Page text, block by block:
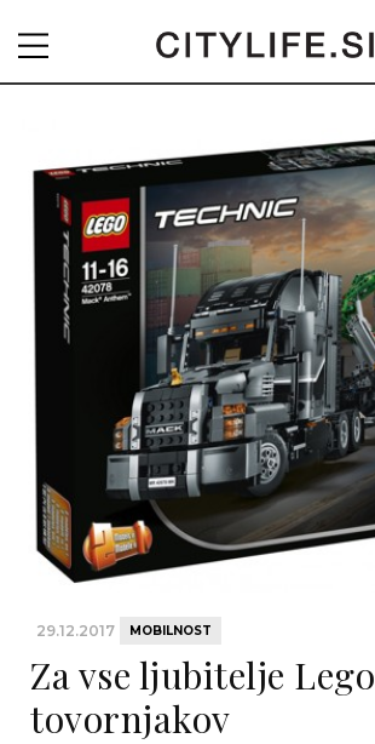
29.12.2017 MOBILNOST
Za vse ljubitelje Lego
tovornjakov